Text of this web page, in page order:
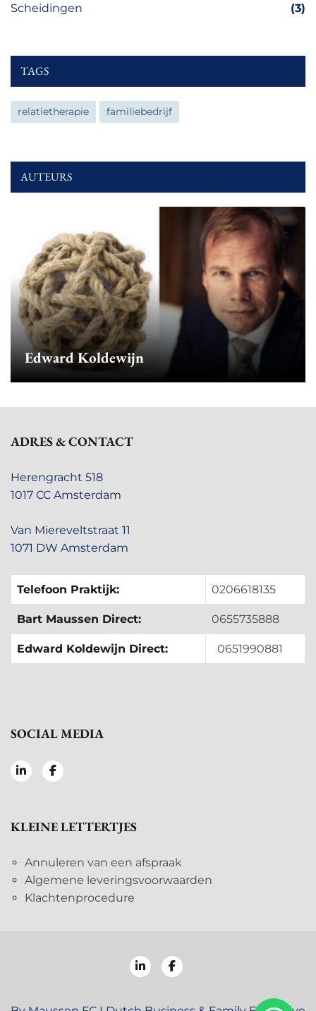
Scheidingen
(3)
TAGS
relatietherapie familiebedrijf
AUTEURS
Edward Koldewijn
ADRES & CONTACT
Herengracht 518
1017 CC Amsterdam
Van Miereveltstraat 11
1071 DW Amsterdam
Telefoon Praktijk: 0206618135
Bart Maussen Direct: 0655735888
Edward Koldewijn Direct: 0651990881
SOCIAL MEDIA
KLEINE LETTERTJES
Annuleren van een afspraak
Algemene leveringsvoorwaarden
Klachtenprocedure